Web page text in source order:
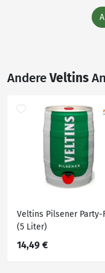
AndereVeltins
Veltins Pilsener Party-
(5 Liter)
14,49 €